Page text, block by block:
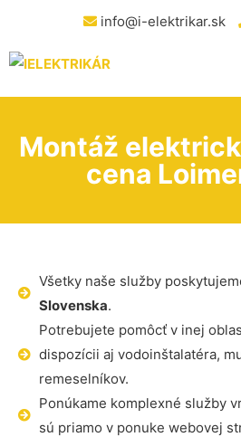
info@i-elektrikar.sk
Montáž
cena
Všetky naše služby
Slovenska.
Potrebujete pomôcť v inej
dispozícii aj vodoinštalatéra,
remeselníkov.
Ponúkame komplexné služby
sú priamo v ponuke webovej